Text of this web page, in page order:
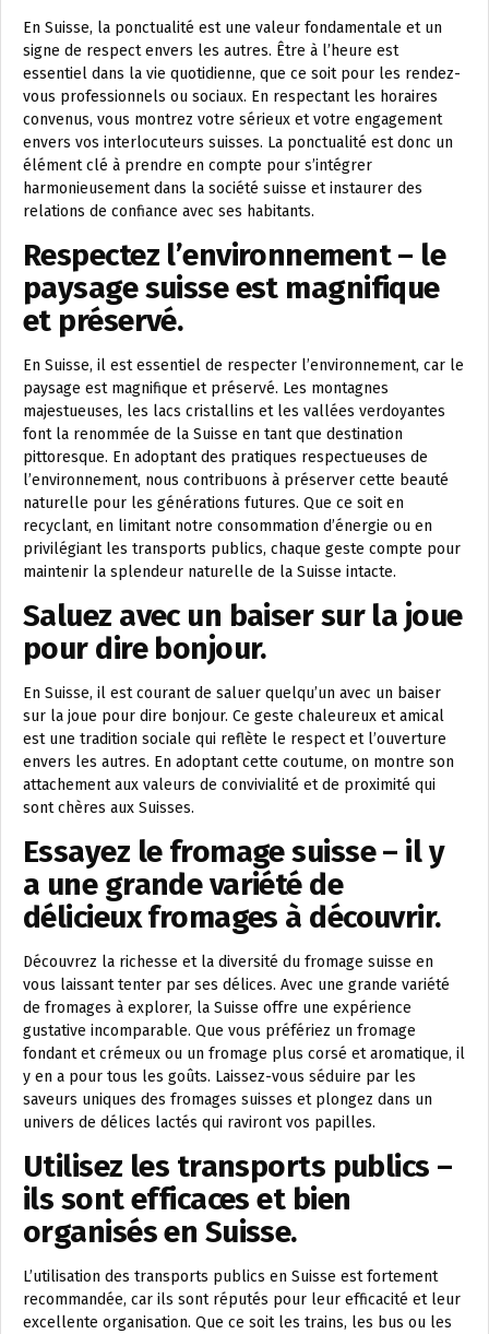
En Suisse, la ponctualité est une valeur fondamentale et un
signe de respect envers les autres. Être à l’heure est
essentiel dans la vie quotidienne, que ce soit pour les rendez-
vous professionnels ou sociaux. En respectant les horaires
convenus, vous montrez votre sérieux et votre engagement
envers vos interlocuteurs suisses. La ponctualité est donc un
élément clé à prendre en compte pour s’intégrer
harmonieusement dans la société suisse et instaurer des
relations de confiance avec ses habitants.
Respectez l’environnement – le
paysage suisse est magnifique
et préservé.
En Suisse, il est essentiel de respecter l’environnement, car le
paysage est magnifique et préservé. Les montagnes
majestueuses, les lacs cristallins et les vallées verdoyantes
font la renommée de la Suisse en tant que destination
pittoresque. En adoptant des pratiques respectueuses de
l’environnement, nous contribuons à préserver cette beauté
naturelle pour les générations futures. Que ce soit en
recyclant, en limitant notre consommation d’énergie ou en
privilégiant les transports publics, chaque geste compte pour
maintenir la splendeur naturelle de la Suisse intacte.
Saluez avec un baiser sur la joue
pour dire bonjour.
En Suisse, il est courant de saluer quelqu’un avec un baiser
sur la joue pour dire bonjour. Ce geste chaleureux et amical
est une tradition sociale qui reflète le respect et l’ouverture
envers les autres. En adoptant cette coutume, on montre son
attachement aux valeurs de convivialité et de proximité qui
sont chères aux Suisses.
Essayez le fromage suisse – il y
a une grande variété de
délicieux fromages à découvrir.
Découvrez la richesse et la diversité du fromage suisse en
vous laissant tenter par ses délices. Avec une grande variété
de fromages à explorer, la Suisse offre une expérience
gustative incomparable. Que vous préfériez un fromage
fondant et crémeux ou un fromage plus corsé et aromatique, il
y en a pour tous les goûts. Laissez-vous séduire par les
saveurs uniques des fromages suisses et plongez dans un
univers de délices lactés qui raviront vos papilles.
Utilisez les transports publics –
ils sont efficaces et bien
organisés en Suisse.
L’utilisation des transports publics en Suisse est fortement
recommandée, car ils sont réputés pour leur efficacité et leur
excellente organisation. Que ce soit les trains, les bus ou les